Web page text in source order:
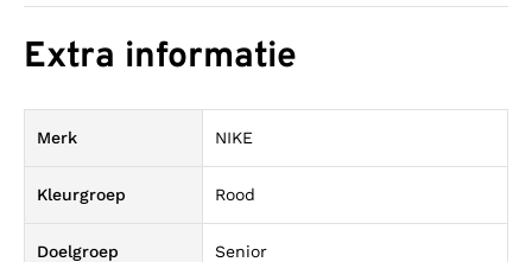
Extra informatie
Merk NIKE
Kleurgroep Rood
Doelgroep Senior